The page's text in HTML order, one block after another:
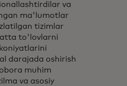
va
ma'lumotlar
tizimlar
to'lovlarni
darajada oshirish
muhim
va asosiy